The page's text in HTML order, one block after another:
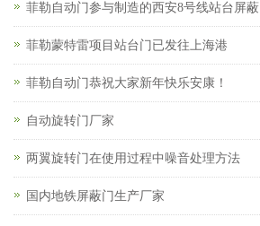
菲勒自动门参与制造的西安8号线站台屏蔽
菲勒蒙特雷项目站台门已发往上海港
菲勒自动门恭祝大家新年快乐安康！
自动旋转门厂家
两翼旋转门在使用过程中噪音处理方法
国内地铁屏蔽门生产厂家